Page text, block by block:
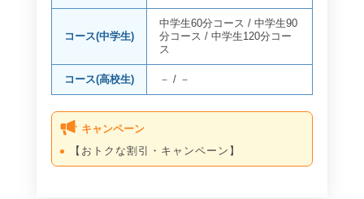
コース(中学生)
中学生60分コース /中学生90
分コース /中学生120分コー
ス
コース(高校生) － /－
キャンペーン
【おトクな割引・キャンペーン】